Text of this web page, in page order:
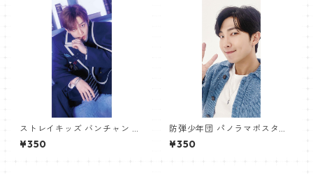
ストレイキッズ バンチャン パ
ノラマポスター (Stray Kids B
angchan Poster) 700*330
¥350
防弾少年団 パノラマポスター
(BTS Poster) 700*330mm
【アールエム RM-14】
¥350